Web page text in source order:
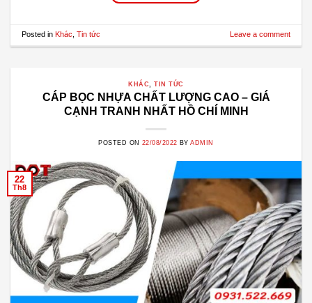
Posted in Khác Tin tức Leave a comment
KHÁC ,TIN TỨC
CÁP BỌC NHỰA CHẤT LƯỢNG CAO – GIÁ
CẠNH TRANH NHẤT HỒ CHÍ MINH
POSTED ON 22/08/2022 BYADMIN
22
Th8